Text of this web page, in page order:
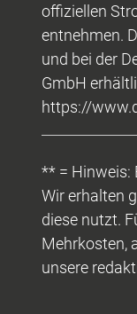
offiziellen
entnehmen.
und bei der
GmbH
https://
** = Hinweis:
Wir erhalten
diese nutzt.
Mehrkosten,
unsere